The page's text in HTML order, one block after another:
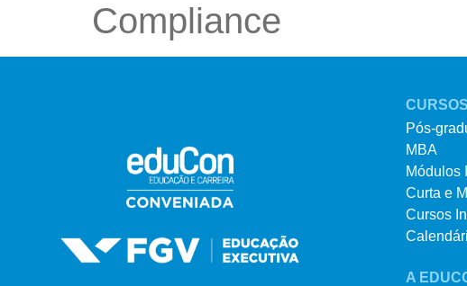
Compliance
CURSOS
Pós-
MBA
Módulos
Curta e
Cursos
A